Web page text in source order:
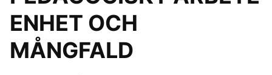
ENHET OCH
MÅNGFALD